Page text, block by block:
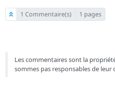
1 Commentaire(s) 1 pages
Les commentaires sont la
sommes pas responsables de leur